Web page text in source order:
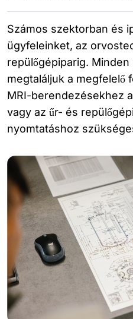
Számos szektorban és
ügyfeleinket, az
repülőgépiparig. Minden
megtaláljuk a megfelelő
MRI-berendezésekhez
vagy az űr- és
nyomtatáshoz